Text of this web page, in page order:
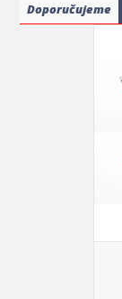
Doporučujeme